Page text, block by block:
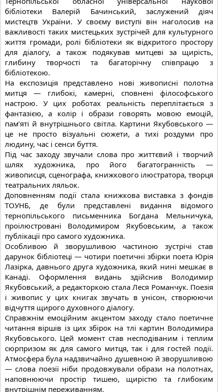
бібліотеки Валерій Бачинський, заслужений діяч
мистецтв України. У своєму виступі він наголосив на
важливості таких мистецьких зустрічей для культурного
життя громади, ролі бібліотеки як відкритого простору
для діалогу, а також подякував митцеві за щирість,
глибину творчості та багаторічну співпрацю з
бібліотекою.
На експозиція представлено нові живописні полотна
митця — глибокі, камерні, сповнені філософського
настрою. У цих роботах реальність переплітається з
фантазією, а колір і образи говорять мовою емоцій,
пам’яті й внутрішнього світла. Картини Якубовського —
це не просто візуальні сюжети, а тихі роздуми про
людину, час і сенси буття.
Під час заходу звучали слова про життєвий і творчий
шлях художника, про його багатогранність —
живописця, сценографа, книжкового ілюстратора, творця
театральних ляльок.
Доповненням події стала книжкова виставка з фондів
ТОУНБ, де були представлені видання відомого
тернопільського письменника Богдана Мельничука,
проілюстровані Володимиром Якубовським, а також
публікації про самого художника.
Особливою й зворушливою частиною зустрічі став
дарунок бібліотеці — чотири поетичні збірки поета Юрія
Лазірка, давнього друга художника, який нині мешкає в
Канаді. Оформлення видань здійснив Володимир
Якубовський, а редакторкою стала Леся Романчук. Поезія
і живопис у цих книгах звучать в унісон, створюючи
відчуття щирого духовного діалогу.
Справжнім емоційним акцентом заходу стало поетичне
читання віршів із цих збірок на тлі картин Володимира
Якубовського. Цей момент став несподіваним і теплим
сюрпризом як для самого митця, так і для гостей події.
Атмосфера була надзвичайно душевною й зворушливою
— слова поезії ніби продовжували образи на полотнах,
наповнюючи простір тишею, щирістю та глибоким
внутрішнім переживанням.